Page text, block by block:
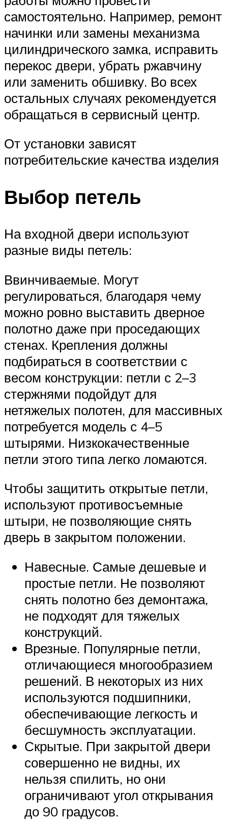
самостоятельно. Например, ремонт
начинки или замены механизма
цилиндрического замка, исправить
перекос двери, убрать ржавчину
или заменить обшивку. Во всех
остальных случаях рекомендуется
обращаться в сервисный центр.
От установки зависят
потребительские качества изделия
Выбор петель
На входной двери используют
разные виды петель:
Ввинчиваемые. Могут
регулироваться, благодаря чему
можно ровно выставить дверное
полотно даже при проседающих
стенах. Крепления должны
подбираться в соответствии с
весом конструкции: петли с 2–3
стержнями подойдут для
нетяжелых полотен, для массивных
потребуется модель с 4–5
штырями. Низкокачественные
петли этого типа легко ломаются.
Чтобы защитить открытые петли,
используют противосъемные
штыри, не позволяющие снять
дверь в закрытом положении.
Навесные. Самые дешевые и
простые петли. Не позволяют
снять полотно без демонтажа,
не подходят для тяжелых
конструкций.
Врезные. Популярные петли,
отличающиеся многообразием
решений. В некоторых из них
используются подшипники,
обеспечивающие легкость и
бесшумность эксплуатации.
Скрытые. При закрытой двери
совершенно не видны, их
нельзя спилить, но они
ограничивают угол открывания
до 90 градусов.